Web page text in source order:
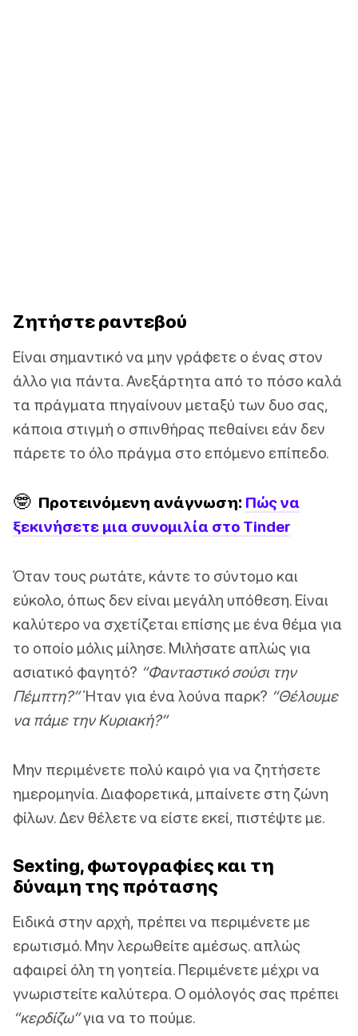
Ζητήστε ραντεβού
Είναι σημαντικό να μην γράφετε ο ένας στον
άλλο για πάντα. Ανεξάρτητα από το πόσο καλά
τα πράγματα πηγαίνουν μεταξύ των δυο σας,
κάποια στιγμή ο σπινθήρας πεθαίνει εάν δεν
πάρετε το όλο πράγμα στο επόμενο επίπεδο.
🤓 Προτεινόμενη ανάγνωση: Πώς να
ξεκινήσετε μια συνομιλία στο Tinder
Όταν τους ρωτάτε, κάντε το σύντομο και
εύκολο, όπως δεν είναι μεγάλη υπόθεση. Είναι
καλύτερο να σχετίζεται επίσης με ένα θέμα για
το οποίο μόλις μίλησε. Μιλήσατε απλώς για
ασιατικό φαγητό? “Φανταστικό σούσι την
Πέμπτη?”Ήταν για ένα λούνα παρκ? “Θέλουμε
να πάμε την Κυριακή?”
Μην περιμένετε πολύ καιρό για να ζητήσετε
ημερομηνία. Διαφορετικά, μπαίνετε στη ζώνη
φίλων. Δεν θέλετε να είστε εκεί, πιστέψτε με.
Sexting, φωτογραφίες και τη
δύναμη της πρότασης
Ειδικά στην αρχή, πρέπει να περιμένετε με
ερωτισμό. Μην λερωθείτε αμέσως. απλώς
αφαιρεί όλη τη γοητεία. Περιμένετε μέχρι να
γνωριστείτε καλύτερα. Ο ομόλογός σας πρέπει
“κερδίζω”για να το πούμε.